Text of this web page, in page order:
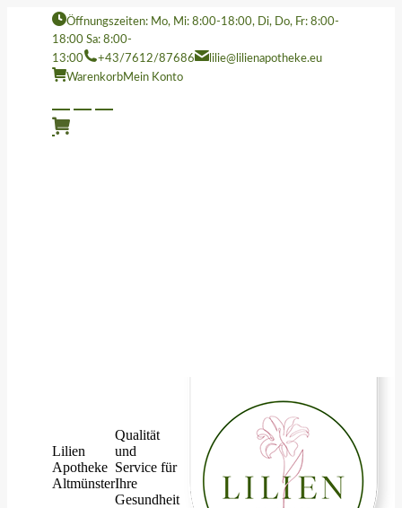
Öffnungszeiten: Mo, Mi: 8:00-18:00, Di, Do, Fr: 8:00-
18:00 Sa: 8:00-
13:00
+43/7612/87686
lilie@lilienapotheke.eu
WarenkorbMein Konto
Lilien
Apotheke
Altmünster
Qualität
und
Service für
Ihre
Gesundheit